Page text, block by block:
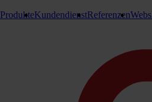
ProdukteKundendienstReferenzen